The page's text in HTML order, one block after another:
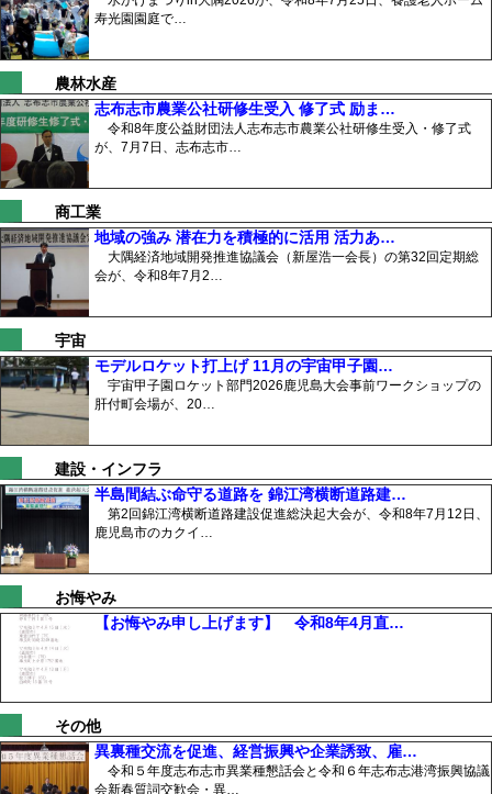
寿光園園庭で…
農林水産
志布志市農業公社研修生受入 修了式 励ま…
令和8年度公益財団法人志布志市農業公社研修生受入・修了式
が、7月7日、志布志市…
商工業
地域の強み 潜在力を積極的に活用 活力あ…
大隅経済地域開発推進協議会（新屋浩一会長）の第32回定期総
会が、令和8年7月2…
宇宙
モデルロケット打上げ 11月の宇宙甲子園…
宇宙甲子園ロケット部門2026鹿児島大会事前ワークショップの
肝付町会場が、20…
建設・インフラ
半島間結ぶ命守る道路を 錦江湾横断道路建…
第2回錦江湾横断道路建設促進総決起大会が、令和8年7月12日、
鹿児島市のカクイ…
お悔やみ
【お悔やみ申し上げます】 令和8年4月直…
その他
異裏種交流を促進、経営振興や企業誘致、雇…
令和５年度志布志市異業種懇話会と令和６年志布志港湾振興協議
会新春質詞交歓会・異…